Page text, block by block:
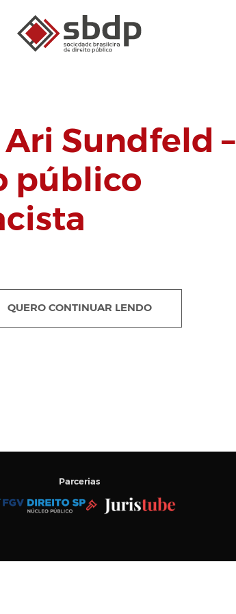
Ari Sundfeld –
público
QUERO CONTINUAR LENDO
Parcerias